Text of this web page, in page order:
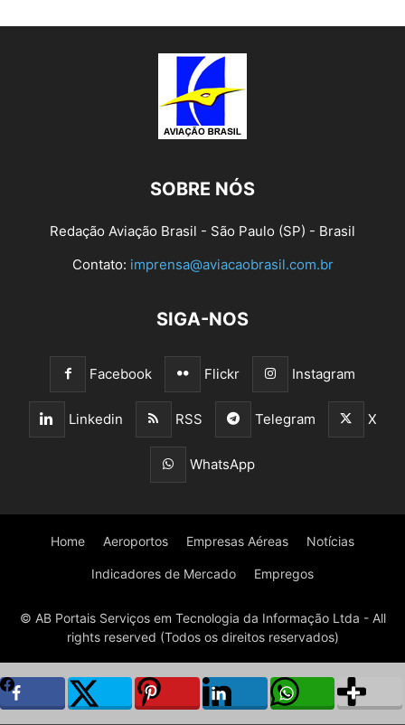
SOBRE NÓS
Redação Aviação Brasil - São Paulo (SP) - Brasil
Contato: imprensa@aviacaobrasil.com.br
SIGA-NOS
Facebook Flickr Instagram
Linkedin RSS Telegram X
WhatsApp
Home Aeroportos Empresas Aéreas Notícias
Indicadores de Mercado Empregos
© AB Portais Serviços em Tecnologia da Informação Ltda - All
rights reserved (Todos os direitos reservados)